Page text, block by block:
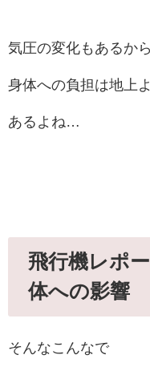
気圧の変化もあるから
身体への負担は地上
あるよね…
飛行機レポ
体への影響
そんなこんなで